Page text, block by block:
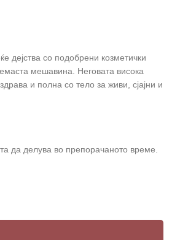
дејства со подобрени козметички
мешавина. Неговата висока
и полна со тело за живи, сјајни и
да делува во препорачаното време.